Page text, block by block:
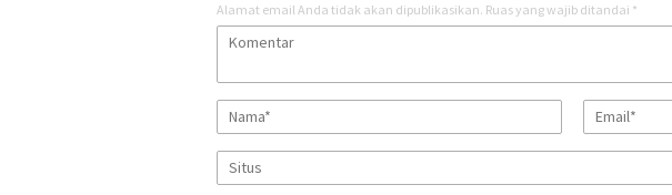
Alamat email Anda tidak akan dipublikasikan. Ruas yang wajib ditandai *